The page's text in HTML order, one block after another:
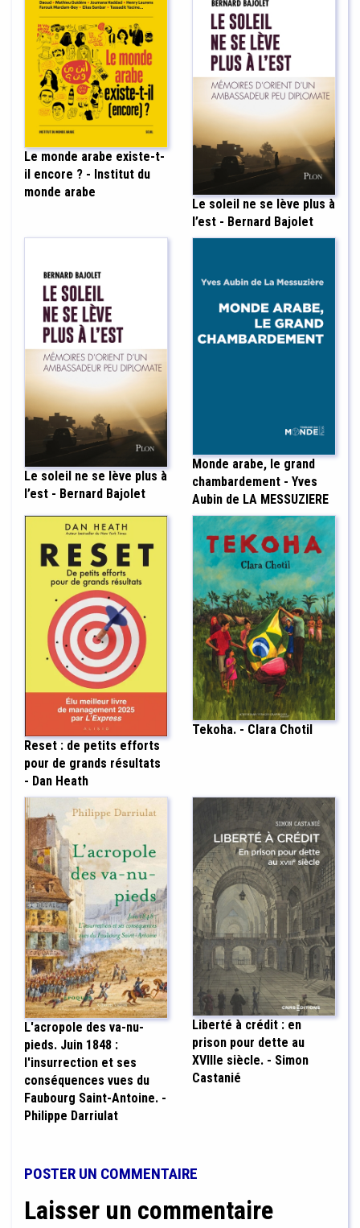
Le monde arabe existe-t-
il encore ? - Institut du
monde arabe
Le soleil ne se lève plus à
l’est - Bernard Bajolet
Le soleil ne se lève plus à
l’est - Bernard Bajolet
Monde arabe, le grand
chambardement - Yves
Aubin de LA MESSUZIERE
Reset : de petits efforts
pour de grands résultats
- Dan Heath
Tekoha. - Clara Chotil
L'acropole des va-nu-
pieds. Juin 1848 :
l'insurrection et ses
conséquences vues du
Faubourg Saint-Antoine. -
Philippe Darriulat
Liberté à crédit : en
prison pour dette au
XVIIIe siècle. - Simon
Castanié
POSTER UN COMMENTAIRE
Laisser un commentaire